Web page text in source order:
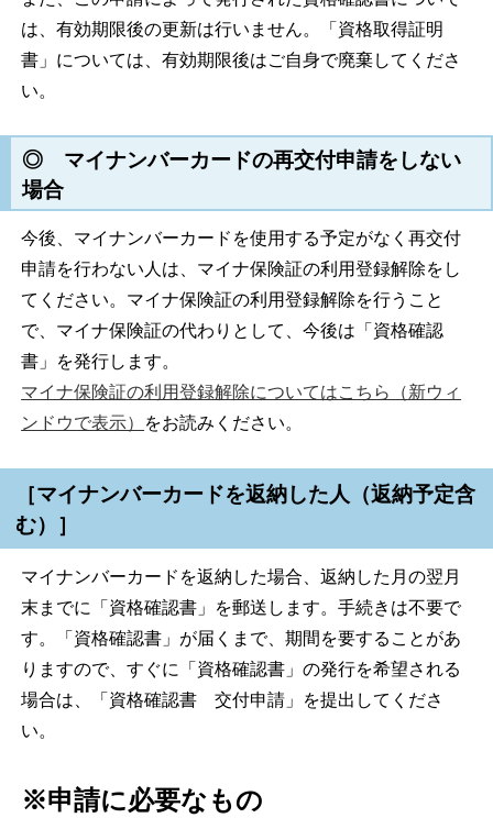
は、有効期限後の更新は行いません。「資格取得証明
書」については、有効期限後はご自身で廃棄してくださ
い。
◎ マイナンバーカードの再交付申請をしない
場合
今後、マイナンバーカードを使用する予定がなく再交付
申請を行わない人は、マイナ保険証の利用登録解除をし
てください。マイナ保険証の利用登録解除を行うこと
で、マイナ保険証の代わりとして、今後は「資格確認
書」を発行します。
マイナ保険証の利用登録解除についてはこちら（新ウィ
ンドウで表示）
をお読みください。
［マイナンバーカードを返納した人（返納予定含
む）］
マイナンバーカードを返納した場合、返納した月の翌月
末までに「資格確認書」を郵送します。手続きは不要で
す。「資格確認書」が届くまで、期間を要することがあ
りますので、すぐに「資格確認書」の発行を希望される
場合は、「資格確認書 交付申請」を提出してくださ
い。
※申請に必要なもの